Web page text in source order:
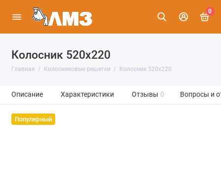
0
Колосник 520х220
Главная Колосниковые решетки Колосник 520х220
Описание Характеристики Отзывы 0 Вопросы и
Популярный